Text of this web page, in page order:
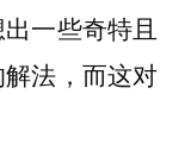
一些奇特且
法，而这对